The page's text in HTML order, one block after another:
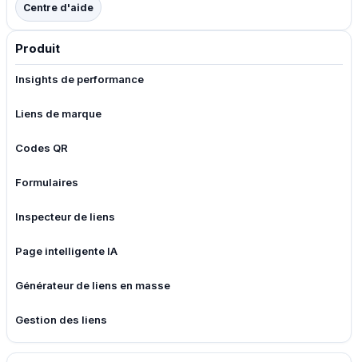
Centre d'aide
Produit
Insights de performance
Liens de marque
Codes QR
Formulaires
Inspecteur de liens
Page intelligente IA
Générateur de liens en masse
Gestion des liens